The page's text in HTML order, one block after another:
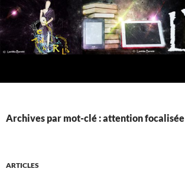
Aller
au
contenu
Archives par mot-clé : attention focalisée
ARTICLES